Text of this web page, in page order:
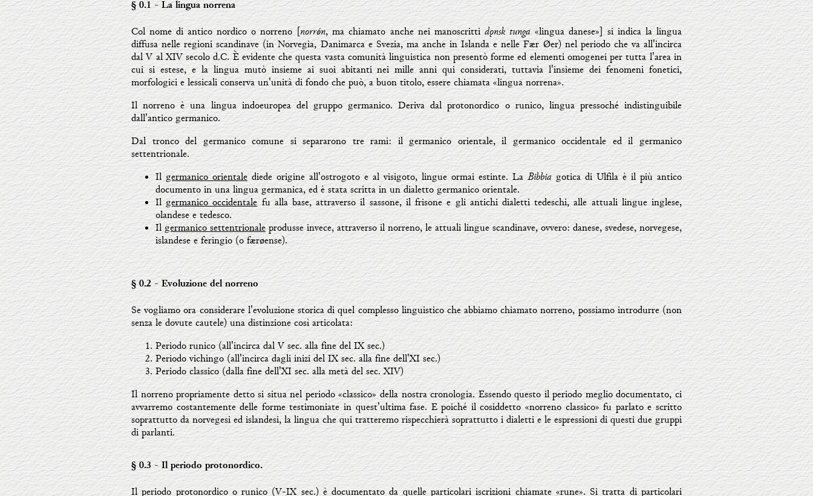
§ 0.1 - La lingua norrena
Col nome di antico nordico o norreno [norrǿn, ma chiamato anche nei manoscrittidǫnsk tunga«lingua danese»] si indica la lingua
diffusa nelle regioni scandinave (in Norvegia, Danimarca e Svezia, ma anche in Islanda e nelle Fær Øer) nel periodo che va all'incirca
dal V al XIV secolo d.C. È evidente che questa vasta comunità linguistica non presentò forme ed elementi omogenei per tutta l'area in
cui si estese, e la lingua mutò insieme ai suoi abitanti nei mille anni qui considerati, tuttavia l'insieme dei fenomeni fonetici,
morfologici e lessicali conserva un'unità di fondo che può, a buon titolo, essere chiamata «lingua norrena».
Il norreno è una lingua indoeuropea del gruppo germanico. Deriva dal protonordico o runico, lingua pressoché indistinguibile
dall'antico germanico.
Dal tronco del germanico comune si separarono tre rami: il germanico orientale, il germanico occidentale ed il germanico
settentrionale.
Il germanico orientalediede origine all'ostrogoto e al visigoto, lingue ormai estinte. LaBibbia gotica di Ulfila è il più antico
documento in una lingua germanica, ed è stata scritta in un dialetto germanico orientale.
Ilgermanico occidentalefu alla base, attraverso il sassone, il frisone e gli antichi dialetti tedeschi, alle attuali lingue inglese,
olandese e tedesco.
Ilgermanico settentrionaleprodusse invece, attraverso il norreno, le attuali lingue scandinave, ovvero: danese, svedese, norvegese,
islandese e feringio (o færøense).
§ 0.2 - Evoluzione del norreno
Se vogliamo ora considerare l'evoluzione storica di quel complesso linguistico che abbiamo chiamato norreno, possiamo introdurre (non
senza le dovute cautele) una distinzione così articolata:
Periodo runico (all'incirca dal V sec. alla fine del IX sec.)
Periodo vichingo (all'incirca dagli inizi del IX sec. alla fine dell'XI sec.)
Periodo classico (dalla fine dell'XI sec. alla metà del sec. XIV)
Il norreno propriamente detto si situa nel periodo «classico» della nostra cronologia. Essendo questo il periodo meglio documentato, ci
avvarremo costantemente delle forme testimoniate in quest'ultima fase. E poiché il cosiddetto «norreno classico» fu parlato e scritto
soprattutto da norvegesi ed islandesi, la lingua che qui tratteremo rispecchierà soprattutto i dialetti e le espressioni di questi due gruppi
di parlanti.
§ 0.3 - Il periodo protonordico.
Il periodo protonordico o runico (V-IX sec.) è documentato da quelle particolari iscrizioni chiamate «rune». Si tratta di particolari